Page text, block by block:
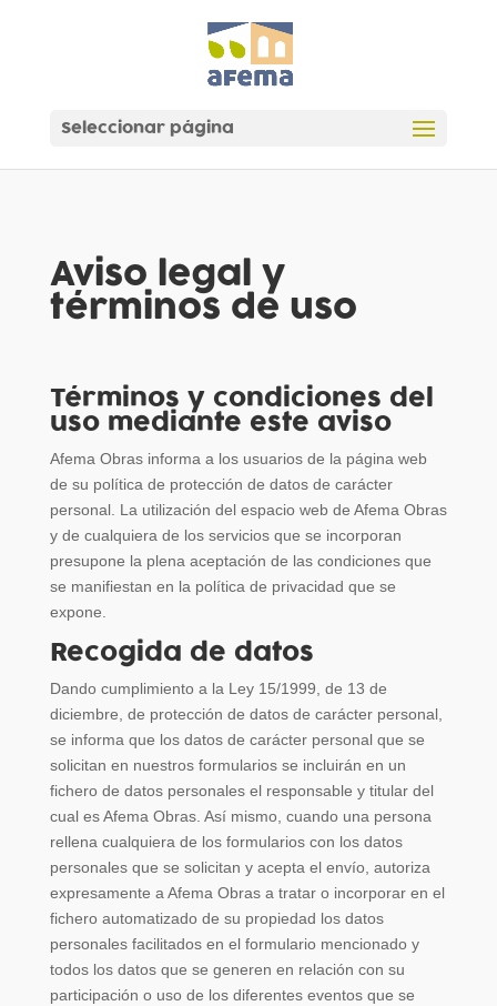
Seleccionar página
Aviso legal y
términos de uso
Términos y condiciones del
uso mediante este aviso
Afema Obras informa a los usuarios de la página web
de su política de protección de datos de carácter
personal. La utilización del espacio web de Afema Obras
y de cualquiera de los servicios que se incorporan
presupone la plena aceptación de las condiciones que
se manifiestan en la política de privacidad que se
expone.
Recogida de datos
Dando cumplimiento a la Ley 15/1999, de 13 de
diciembre, de protección de datos de carácter personal,
se informa que los datos de carácter personal que se
solicitan en nuestros formularios se incluirán en un
fichero de datos personales el responsable y titular del
cual es Afema Obras. Así mismo, cuando una persona
rellena cualquiera de los formularios con los datos
personales que se solicitan y acepta el envío, autoriza
expresamente a Afema Obras a tratar o incorporar en el
fichero automatizado de su propiedad los datos
personales facilitados en el formulario mencionado y
todos los datos que se generen en relación con su
participación o uso de los diferentes eventos que se